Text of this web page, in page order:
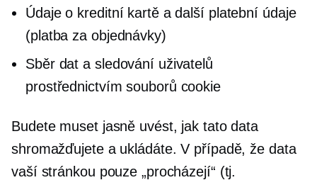
Údaje o kreditní kartě a další platební údaje
(platba za objednávky)
Sběr dat a sledování uživatelů
prostřednictvím souborů cookie
Budete muset jasně uvést, jak tato data
shromažďujete a ukládáte. V případě, že data
vaší stránkou pouze „procházejí“ (tj.